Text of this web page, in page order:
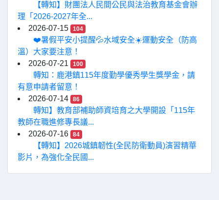
【轉知】財團法人民間公民與法治教育基金會辦
理「2026-2027年全...
2026-07-15
104
❤️暑假平安小提醒💦水域安全☀️運動安全（防高
溫）大家要注意！
2026-07-21
100
轉知：鹿港鎮115年度勤學優秀學生獎學金，請
有意申請者留意！
2026-07-14
86
轉知】教育部補助師資培育之大學開設「115年
教師在職進修專長議...
2026-07-16
84
【轉知】2026城鎮韌性(全民防衛動員)演習精華
影片，為強化全民國...